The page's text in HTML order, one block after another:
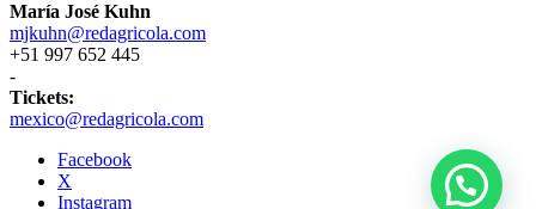
María José Kuhn
mjkuhn@redagricola.com
+51 997 652 445
-
Tickets:
mexico@redagricola.com
Facebook
X
Instagram